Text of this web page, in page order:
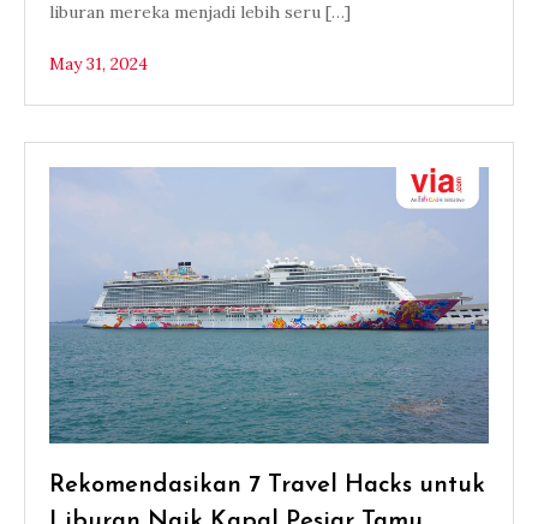
liburan mereka menjadi lebih seru […]
May 31, 2024
Rekomendasikan 7 Travel Hacks untuk